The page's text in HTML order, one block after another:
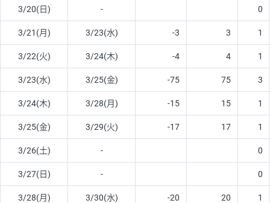
3/20(日) - 0
3/21(月) 3/23(水) -3 3 1
3/22(火) 3/24(木) -4 4 1
3/23(水) 3/25(金) -75 75 3
3/24(木) 3/28(月) -15 15 1
3/25(金) 3/29(火) -17 17 1
3/26(土) - 0
3/27(日) - 0
3/28(月) 3/30(水) -20 20 1